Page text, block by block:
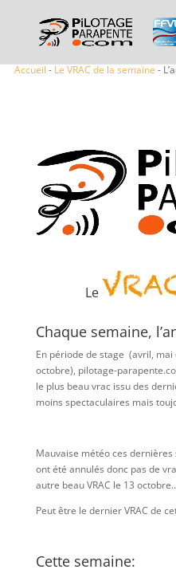
Accueil - Le VRAC de la semaine -
Le
Chaque semaine,
En période de stage (avril,
octobre), pilotage-
le plus beau vrac issu des
moins spectaculaires mais
Mauvaise météo ces
ont été annulés donc pas de
autre beau VRAC le 13
Peut être le dernier VRAC de
Cette semaine: